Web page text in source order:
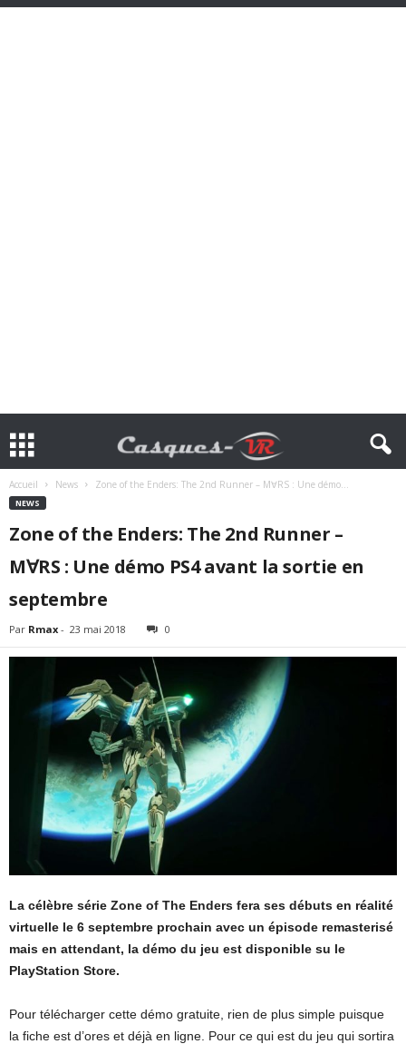
Accueil News Zone of the Enders: The 2nd Runner – M∀RS : Une démo...
NEWS
Zone of the Enders: The 2nd Runner –
M∀RS : Une démo PS4 avant la sortie en
septembre
Par Rmax - 23 mai 2018 0
La célèbre série Zone of The Enders fera ses débuts en réalité
virtuelle le 6 septembre prochain avec un épisode remasterisé
mais en attendant, la démo du jeu est disponible su le
PlayStation Store.
Pour télécharger cette démo gratuite, rien de plus simple puisque
la fiche est d’ores et déjà en ligne. Pour ce qui est du jeu qui sortira